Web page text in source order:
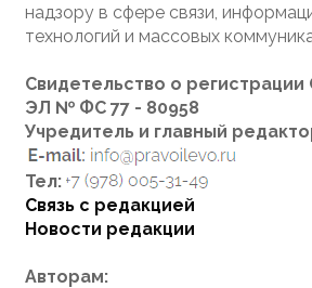
надзору в сфере связи,
технологий и массовых
Свидетельство о
ЭЛ № ФС 77 - 80958
Учредитель и главный
Тел:
Связь с редакцией
Новости редакции
Авторам: